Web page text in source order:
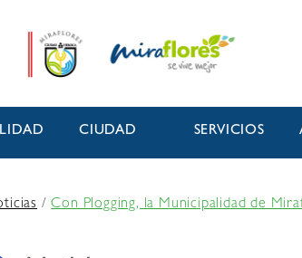
CIUDAD SERVICIOS
/Con Plogging, la Municipalidad de